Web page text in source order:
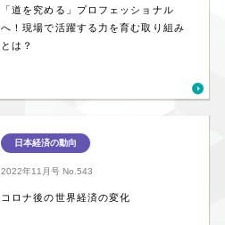
「道を究める」プロフェッショナル
へ！現場で活躍する力を育む取り組み
とは？
日本経済の動向
2022年11月号No.543
コロナ後の世界経済の変化